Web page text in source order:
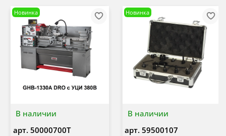
В наличии
Новинка
арт. 50000700T
В наличии
Новинка
арт. 59500107